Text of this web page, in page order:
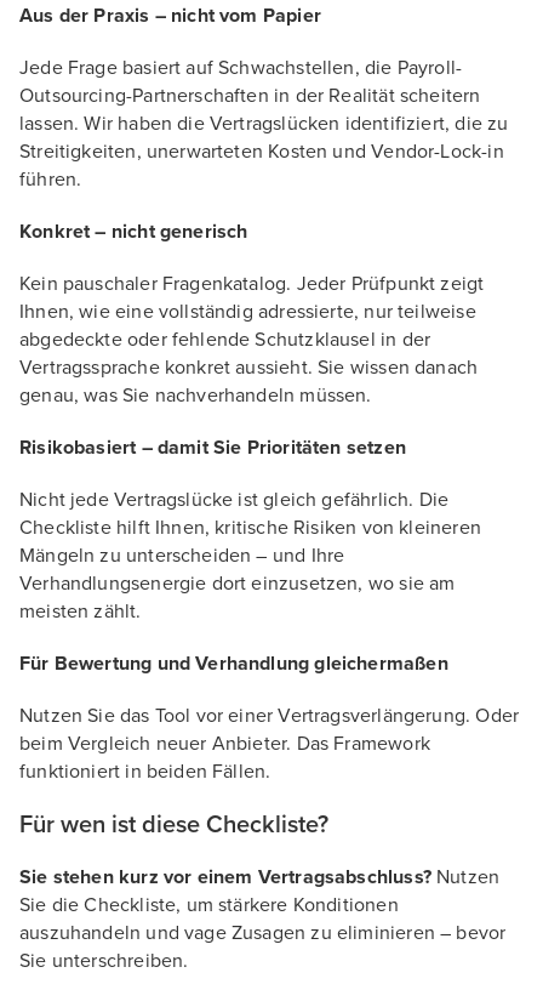
Aus der Praxis – nicht vom Papier
Jede Frage basiert auf Schwachstellen, die Payroll-
Outsourcing-Partnerschaften in der Realität scheitern
lassen. Wir haben die Vertragslücken identifiziert, die zu
Streitigkeiten, unerwarteten Kosten und Vendor-Lock-in
führen.
Konkret – nicht generisch
Kein pauschaler Fragenkatalog. Jeder Prüfpunkt zeigt
Ihnen, wie eine vollständig adressierte, nur teilweise
abgedeckte oder fehlende Schutzklausel in der
Vertragssprache konkret aussieht. Sie wissen danach
genau, was Sie nachverhandeln müssen.
Risikobasiert – damit Sie Prioritäten setzen
Nicht jede Vertragslücke ist gleich gefährlich. Die
Checkliste hilft Ihnen, kritische Risiken von kleineren
Mängeln zu unterscheiden – und Ihre
Verhandlungsenergie dort einzusetzen, wo sie am
meisten zählt.
Für Bewertung und Verhandlung gleichermaßen
Nutzen Sie das Tool vor einer Vertragsverlängerung. Oder
beim Vergleich neuer Anbieter. Das Framework
funktioniert in beiden Fällen.
Für wen ist diese Checkliste?
Sie stehen kurz vor einem Vertragsabschluss?Nutzen
Sie die Checkliste, um stärkere Konditionen
auszuhandeln und vage Zusagen zu eliminieren – bevor
Sie unterschreiben.